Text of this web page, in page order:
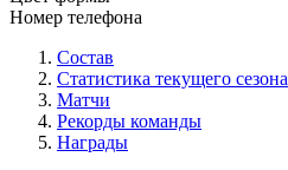
Номер телефона
Состав
Статистика текущего сезона
Матчи
Рекорды команды
Награды